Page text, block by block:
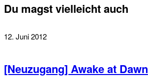
Du magst vielleicht auch
12. Juni 2012
[Neuzugang] Awake at Dawn